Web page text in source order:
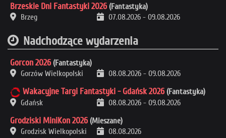
Brzeskie Dni Fantastyki 2026 (Fantastyka)
Brzeg
07.08.2026 - 09.08.2026
Nadchodzące wydarzenia
Gorcon 2026 (Fantastyka)
Gorzów Wielkopolski
08.08.2026 - 09.08.2026
Wakacyjne Targi Fantastyki - Gdańsk 2026 (Fantastyka)
Gdańsk
08.08.2026 - 09.08.2026
Grodziski MiniKon 2026 (Mieszane)
Grodzisk Wielkopolski
08.08.2026